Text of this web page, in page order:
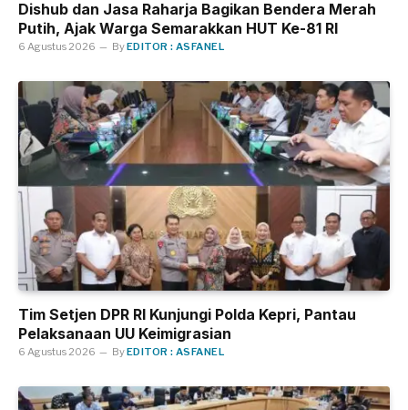
Dishub dan Jasa Raharja Bagikan Bendera Merah
Putih, Ajak Warga Semarakkan HUT Ke-81 RI
6 Agustus 2026 ByEDITOR : ASFANEL
Tim Setjen DPR RI Kunjungi Polda Kepri, Pantau
Pelaksanaan UU Keimigrasian
6 Agustus 2026 ByEDITOR : ASFANEL